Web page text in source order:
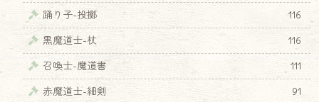
踊り子-投擲
116
黒魔道士-杖
116
召喚士-魔道書
111
赤魔道士-細剣
91